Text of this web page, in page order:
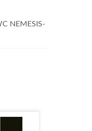
NEMESIS-